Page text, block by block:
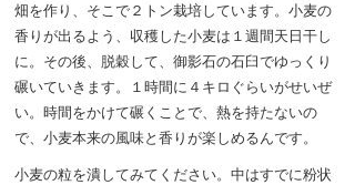
畑を作り、そこで２トン栽培しています。小麦の
香りが出るよう、収穫した小麦は１週間天日干し
に。その後、脱穀して、御影石の石臼でゆっくり
碾いていきます。１時間に４キロぐらいがせいぜ
い。時間をかけて碾くことで、熱を持たないの
で、小麦本来の風味と香りが楽しめるんです。
小麦の粒を潰してみてください。中はすでに粉状